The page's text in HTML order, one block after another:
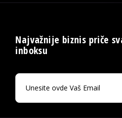
Najvažnije biznis priče
inboksu